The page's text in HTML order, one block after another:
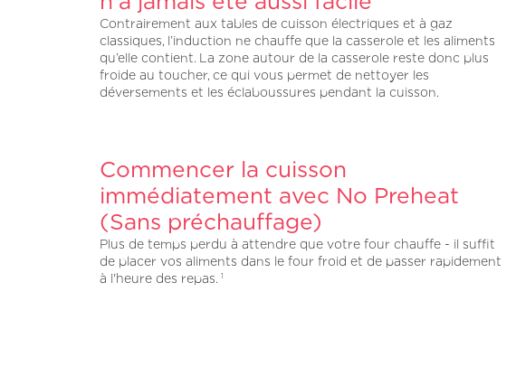
Contrairement aux tables de cuisson électriques et à gaz
classiques, l’induction ne chauffe que la casserole et les aliments
qu’elle contient. La zone autour de la casserole reste donc plus
froide au toucher, ce qui vous permet de nettoyer les
déversements et les éclaboussures pendant la cuisson.
Commencer la cuisson
immédiatement avec No Preheat
(Sans préchauffage)
Plus de temps perdu à attendre que votre four chauffe - il suffit
de placer vos aliments dans le four froid et de passer rapidement
à l'heure des repas.1